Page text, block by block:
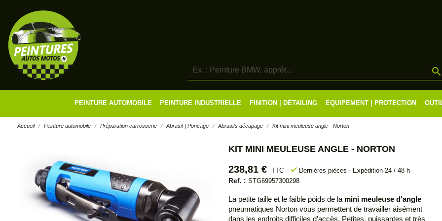

PEINTURE AUTOMOBILE PEINTURE INDUSTRIELLE FINITION | DÉTAILING EQUIPEMENT | PROTECTION
Accueil Peinture automobile Préparation carrosserie Abrasif | Poncage Abrasifs décapage Kit mini meuleuse angle - Norton
KIT MINI MEULEUSE ANGLE - NORTON
238,81 € TTC check Dernières pièces - Expédition 24 / 48 h
Ref. : STG69957300298
La petite taille et le faible poids de la mini meuleuse d'angle
pneumatiques Norton vous permettent de travailler aisément
dans les endroits difficiles d'accès. Petites, puissantes et très